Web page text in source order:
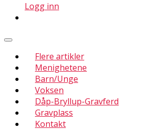
Logg inn
Flere artikler
Menighetene
Barn/Unge
Voksen
Dåp-Bryllup-Gravferd
Gravplass
Kontakt